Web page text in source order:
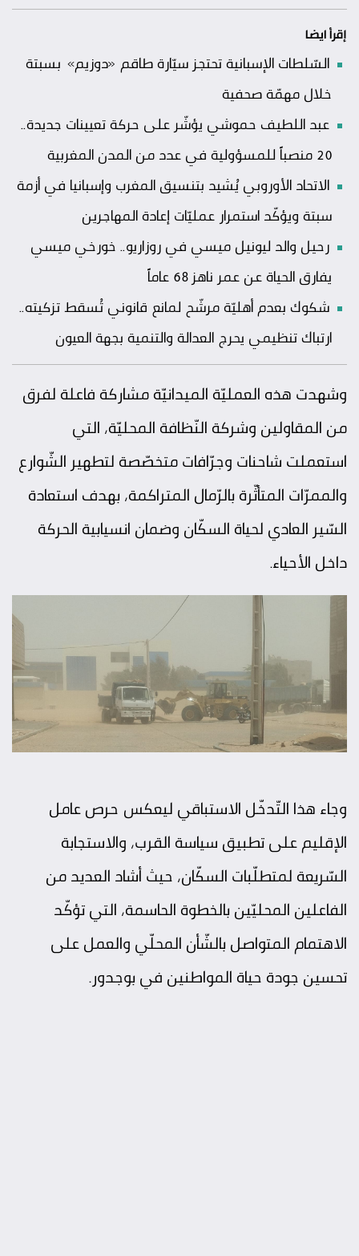
إقرأ ايضا
السّلطات الإسبانية تحتجز سيّارة طاقم «دوزيم» بسبتة
خلال مهمّة صحفية
عبد اللطيف حموشي يؤشّر على حركة تعيينات جديدة..
20 منصباً للمسؤولية في عدد من المدن المغربية
الاتحاد الأوروبي يُشيد بتنسيق المغرب وإسبانيا في أزمة
سبتة ويؤكّد استمرار عمليّات إعادة المهاجرين
رحيل والد ليونيل ميسي في روزاريو.. خورخي ميسي
يفارق الحياة عن عمر ناهز 68 عاماً
شكوك بعدم أهليّة مرشّح لمانع قانوني تُسقط تزكيته..
ارتباك تنظيمي يحرج العدالة والتنمية بجهة العيون
وشهدت هذه العمليّة الميدانيّة مشاركة فاعلة لفرق
من المقاولين وشركة النّظافة المحليّة، التي
استعملت شاحنات وجرّافات متخصّصة لتطهير الشّوارع
والممرّات المتأثّرة بالرّمال المتراكمة، بهدف استعادة
السّير العادي لحياة السكّان وضمان انسيابية الحركة
داخل الأحياء.
وجاء هذا التّدخّل الاستباقي ليعكس حرص عامل
الإقليم على تطبيق سياسة القرب، والاستجابة
السّريعة لمتطلّبات السكّان، حيث أشاد العديد من
الفاعلين المحليّين بالخطوة الحاسمة، التي تؤكّد
الاهتمام المتواصل بالشّأن المحلّي والعمل على
تحسين جودة حياة المواطنين في بوجدور.